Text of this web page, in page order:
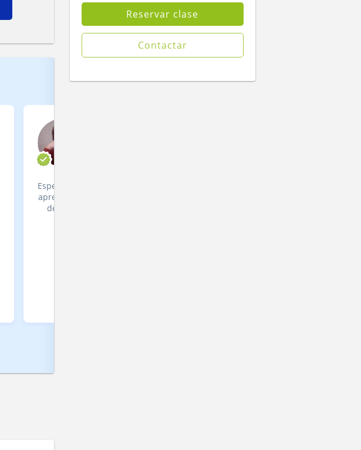
Especializada en modelo DUA de
aprendizaje Más de treinta años
de experiencia en docencia.
Reservar clase
Contactar